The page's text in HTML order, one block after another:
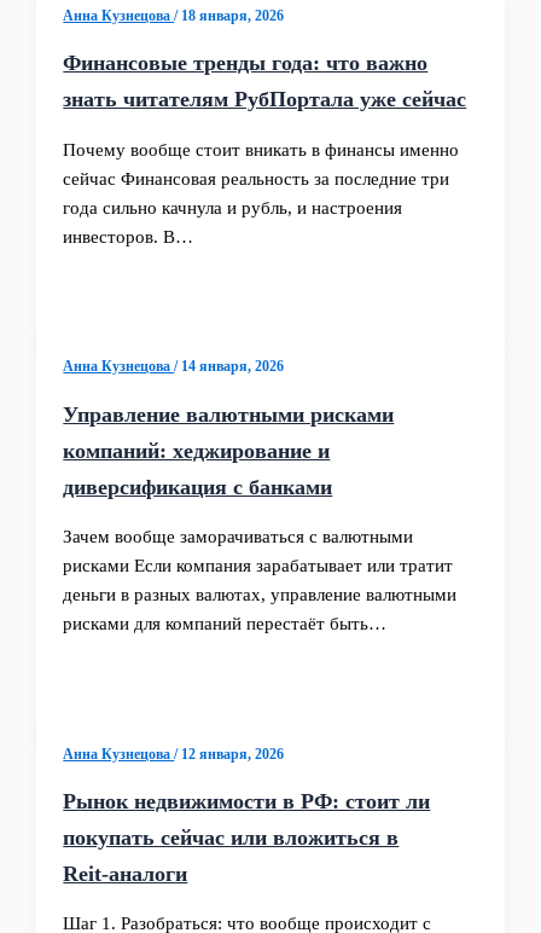
Анна Кузнецова/ 18 января, 2026
Финансовые тренды года: что важно
знать читателям РубПортала уже сейчас
Почему вообще стоит вникать в финансы именно
сейчас Финансовая реальность за последние три
года сильно качнула и рубль, и настроения
инвесторов. В…
Анна Кузнецова/ 14 января, 2026
Управление валютными рисками
компаний: хеджирование и
диверсификация с банками
Зачем вообще заморачиваться с валютными
рисками Если компания зарабатывает или тратит
деньги в разных валютах, управление валютными
рисками для компаний перестаёт быть…
Анна Кузнецова/ 12 января, 2026
Рынок недвижимости в РФ: стоит ли
покупать сейчас или вложиться в
Reit‑аналоги
Шаг 1. Разобраться: что вообще происходит с